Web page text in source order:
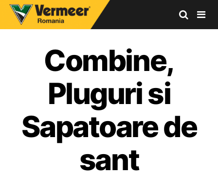
Combine,
Pluguri si
Sapatoare de
sant